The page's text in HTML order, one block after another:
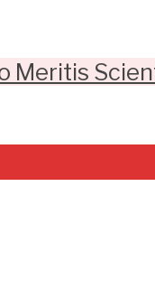
Meritis